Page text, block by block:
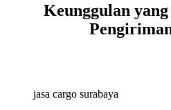
Keunggulan
jasa cargo surabaya